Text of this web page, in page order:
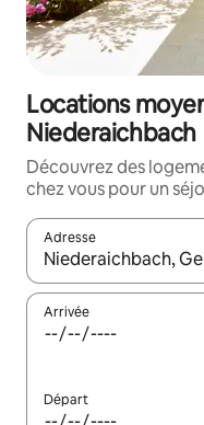
Locations
Niederaichbach
Découvrez des
chez vous pour un
Adresse
Lorsque les résultats
Arrivée
Départ